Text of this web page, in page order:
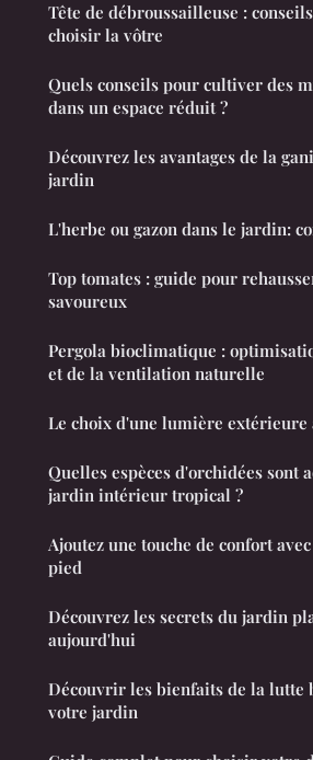
Tête de débroussailleuse :
choisir la vôtre
Quels conseils pour cultiver des
dans un espace réduit ?
Découvrez les avantages de la
jardin
L'herbe ou gazon dans le jardin:
Top tomates : guide pour
savoureux
Pergola bioclimatique :
et de la ventilation naturelle
Le choix d'une lumière extérieure
Quelles espèces d'orchidées sont
jardin intérieur tropical ?
Ajoutez une touche de confort
pied
Découvrez les secrets du jardin
aujourd'hui
Découvrir les bienfaits de la lutte
votre jardin